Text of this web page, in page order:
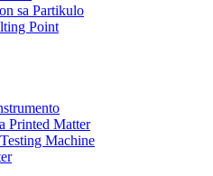
sa Partikulo
Point
Printed Matter
Machine